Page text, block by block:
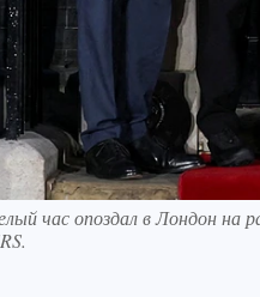
час опоздал в Лондон